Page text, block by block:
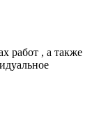
работ , а также